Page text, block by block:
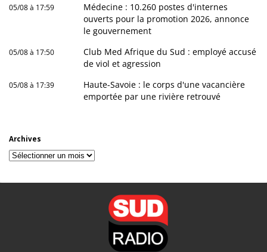
05/08 à 17:59
Médecine : 10.260 postes d'internes
ouverts pour la promotion 2026, annonce
le gouvernement
05/08 à 17:50
Club Med Afrique du Sud : employé accusé
de viol et agression
05/08 à 17:39
Haute-Savoie : le corps d'une vacancière
emportée par une rivière retrouvé
Archives
Archives